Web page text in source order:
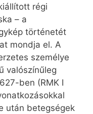
régi
– a
történetét
mondja el. A
személye
valószínűleg
ben (RMK I
után betegségek